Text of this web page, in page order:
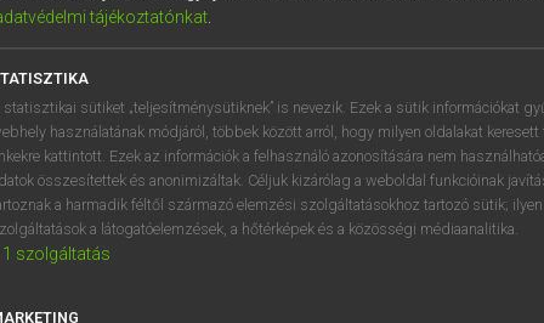
szótár
VAN ELŐFIZETÉSED?
megtekintéséhez.
tájékoztatónkat.
statisztikai sütiket „teljesítménysütiknek” is nevezik. Ezek a sütik információkat
használatának módjáról, többek között arról, hogy milyen oldalakat keresett
kattintott. Ezek az információk a felhasználó azonosítására nem
összesítettek és anonimizáltak. Céljuk kizárólag a weboldal funkcióinak
a harmadik féltől származó elemzési szolgáltatásokhoz tartozó sütik;
a látogatóelemzések, a hőtérképek és a közösségi médiaanalitika.
1 szolgáltatás
DE CN FR ES IT NL
1 2 3 4 5 6 7 8 9
q w e r t z u i
a s d f g h j k l é
í y x c v b n m , .